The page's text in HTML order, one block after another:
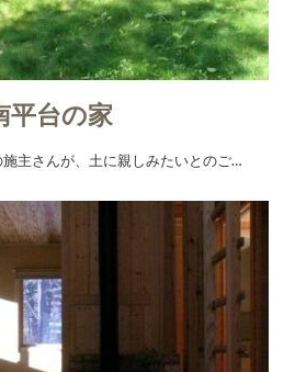
平台の家
主さんが、土に親しみたいとのご…